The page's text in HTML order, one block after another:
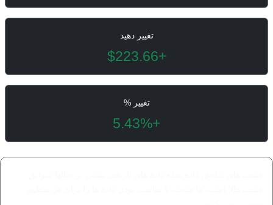
تغییر دهید
+$223.66
تغییر %
+5.43%